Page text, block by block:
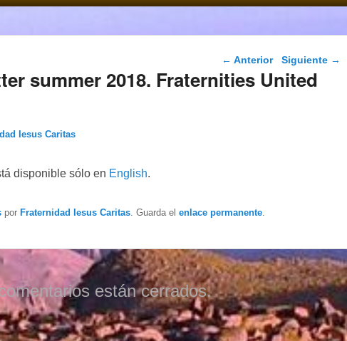
Navegación de
entradas
← Anterior Siguiente →
summer 2018. Fraternities United
Iesus Caritas
disponible sólo en English.
por Fraternidad Iesus Caritas . Guarda el enlace permanente
están cerrados.